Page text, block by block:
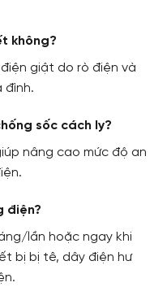
không?
giật do rò điện và
đình.
sốc cách ly?
nâng cao mức độ an
điện?
lần hoặc ngay khi
bị bị tê, dây điện hư